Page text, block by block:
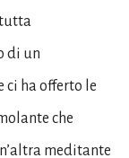
tutta
di un
ci ha offerto le
che
meditante